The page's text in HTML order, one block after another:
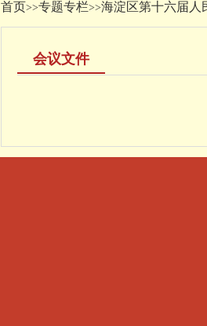
首页>>专题专栏>>海淀区第十六届人
会议文件